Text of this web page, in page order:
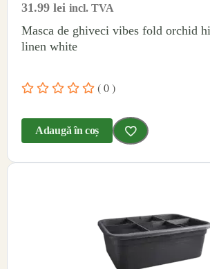
31.99 lei incl. TVA
Masca de ghiveci vibes fold orchid
linen white
( 0 )
Adaugă în coș